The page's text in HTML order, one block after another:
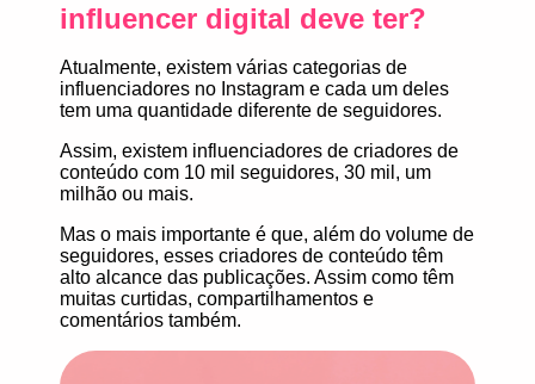
influencer digital deve ter?
Atualmente, existem várias categorias de
influenciadores no Instagram e cada um deles
tem uma quantidade diferente de seguidores.
Assim, existem influenciadores de criadores de
conteúdo com 10 mil seguidores, 30 mil, um
milhão ou mais.
Mas o mais importante é que, além do volume de
seguidores, esses criadores de conteúdo têm
alto alcance das publicações. Assim como têm
muitas curtidas, compartilhamentos e
comentários também.